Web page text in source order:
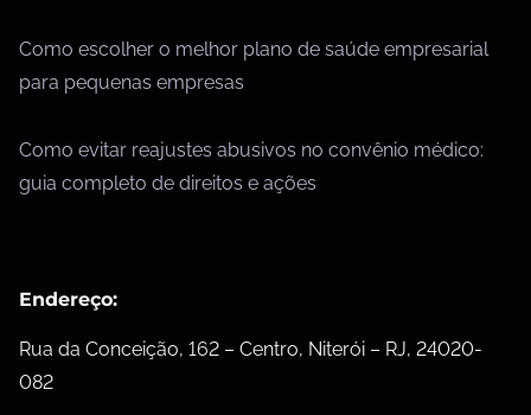
Como escolher o melhor plano de saúde empresarial
para pequenas empresas
Como evitar reajustes abusivos no convênio médico:
guia completo de direitos e ações
Endereço:
Rua da Conceição, 162 – Centro, Niterói – RJ, 24020-
082